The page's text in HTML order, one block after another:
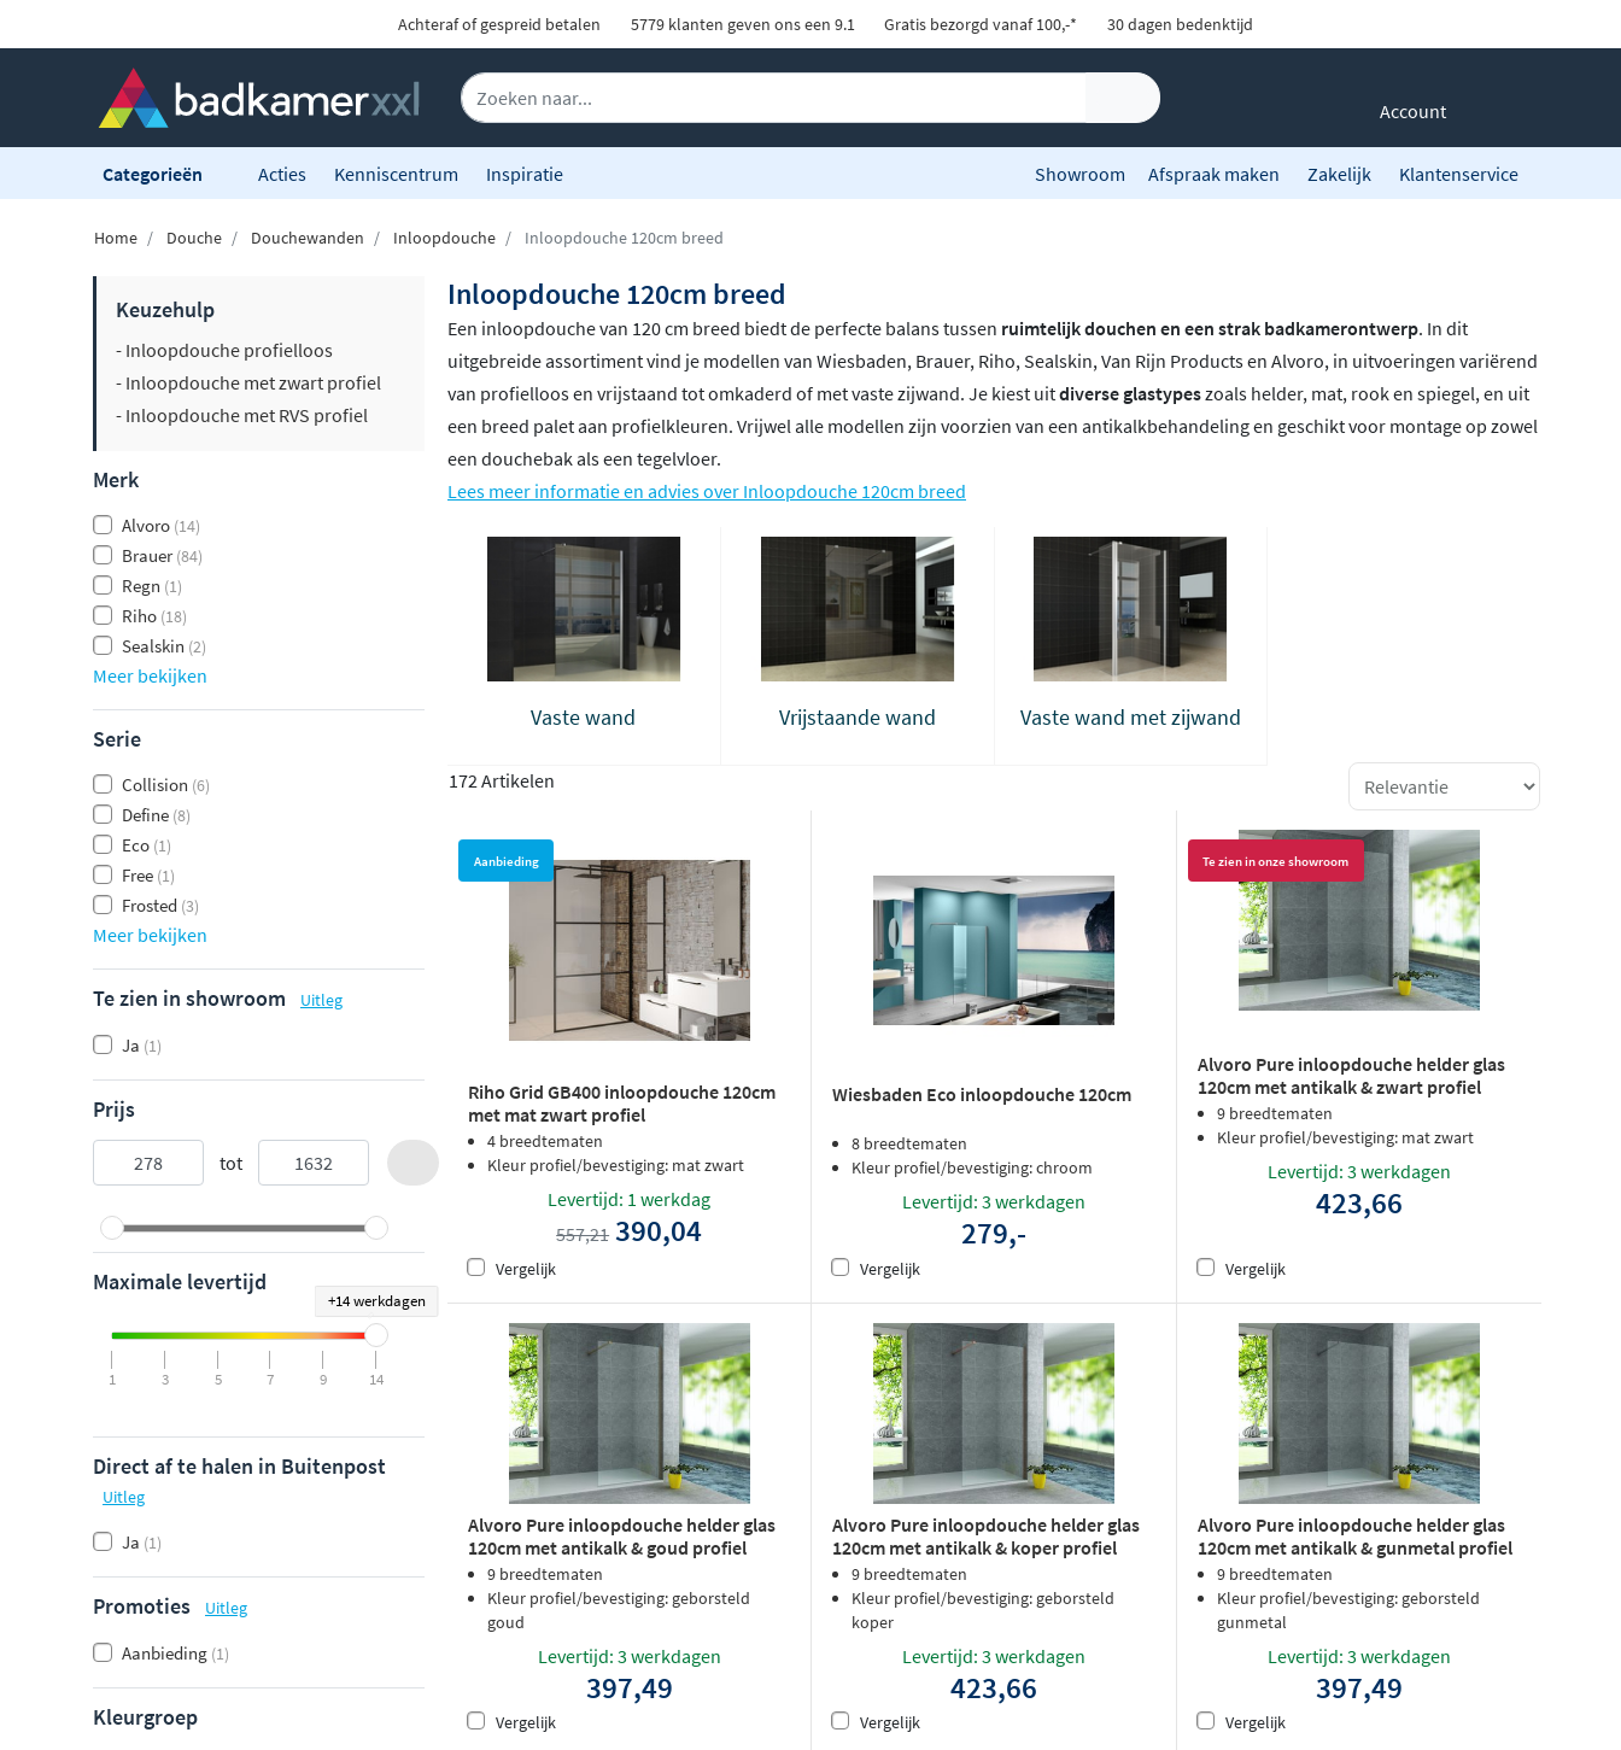
Achteraf of gespreid betalen 5779 klanten geven ons een 9.1 Gratis bezorgd vanaf 100,-* 30 dagen bedenktijd
Account
Categorieën Acties Kenniscentrum Inspiratie Showroom Afspraak maken Zakelijk Klantenservice
Home Douche Douchewanden Inloopdouche Inloopdouche 120cm breed
Keuzehulp
- Inloopdouche profielloos
- Inloopdouche met zwart profiel
- Inloopdouche met RVS profiel
Merk
Alvoro (14)
Brauer(84)
Regn (1)
Riho (18)
Sealskin (2)
Meer bekijken
Serie
Collision (6)
Define (8)
Eco (1)
Free (1)
Frosted (3)
Meer bekijken
Te zien in showroom Uitleg
Ja (1)
Prijs
tot
Maximale levertijd
+14 werkdagen
1 3 5 7 9 14
Direct af te halen in Buitenpost
Uitleg
Ja (1)
Promoties Uitleg
Aanbieding (1)
Kleurgroep
Inloopdouche 120cm breed
Een inloopdouche van 120 cm breed biedt de perfecte balans tussen ruimtelijk douchen en een strak badkamerontwerp. In dit
uitgebreide assortiment vind je modellen van Wiesbaden, Brauer, Riho, Sealskin, Van Rijn Products en Alvoro, in uitvoeringen variërend
van profielloos en vrijstaand tot omkaderd of met vaste zijwand. Je kiest uitdiverse glastypeszoals helder, mat, rook en spiegel, en uit
een breed palet aan profielkleuren. Vrijwel alle modellen zijn voorzien van een antikalkbehandeling en geschikt voor montage op zowel
een douchebak als een tegelvloer.
Lees meer informatie en advies over Inloopdouche 120cm breed
Vaste wand Vrijstaande wand Vaste wand met zijwand
172 Artikelen
Aanbieding
Riho Grid GB400 inloopdouche 120cm
met mat zwart profiel
4 breedtematen
Kleur profiel/bevestiging: mat zwart
Levertijd: 1 werkdag
557,21 390,04
Vergelijk
Wiesbaden Eco inloopdouche 120cm
8 breedtematen
Kleur profiel/bevestiging: chroom
Levertijd: 3 werkdagen
279,-
Vergelijk
Te zien in onze showroom
Alvoro Pure inloopdouche helder glas
120cm met antikalk & zwart profiel
9 breedtematen
Kleur profiel/bevestiging: mat zwart
Levertijd: 3 werkdagen
423,66
Vergelijk
Alvoro Pure inloopdouche helder glas
120cm met antikalk & goud profiel
9 breedtematen
Kleur profiel/bevestiging: geborsteld
goud
Levertijd: 3 werkdagen
397,49
Vergelijk
Alvoro Pure inloopdouche helder glas
120cm met antikalk & koper profiel
9 breedtematen
Kleur profiel/bevestiging: geborsteld
koper
Levertijd: 3 werkdagen
423,66
Vergelijk
Alvoro Pure inloopdouche helder glas
120cm met antikalk & gunmetal profiel
9 breedtematen
Kleur profiel/bevestiging: geborsteld
gunmetal
Levertijd: 3 werkdagen
397,49
Vergelijk